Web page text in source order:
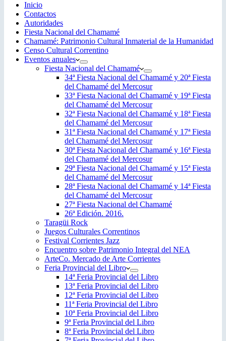
Inicio
Contactos
Autoridades
Fiesta Nacional del Chamamé
Chamamé: Patrimonio Cultural Inmaterial de la Humanidad
Censo Cultural Correntino
Eventos anuales
Fiesta Nacional del Chamamé
34ª Fiesta Nacional del Chamamé y 20ª Fiesta
del Chamamé del Mercosur
33ª Fiesta Nacional del Chamamé y 19ª Fiesta
del Chamamé del Mercosur
32ª Fiesta Nacional del Chamamé y 18ª Fiesta
del Chamamé del Mercosur
31ª Fiesta Nacional del Chamamé y 17ª Fiesta
del Chamamé del Mercosur
30ª Fiesta Nacional del Chamamé y 16ª Fiesta
del Chamamé del Mercosur
29ª Fiesta Nacional del Chamamé y 15ª Fiesta
del Chamamé del Mercosur
28ª Fiesta Nacional del Chamamé y 14ª Fiesta
del Chamamé del Mercosur
27ª Fiesta Nacional del Chamamé
26ª Edición. 2016.
Taragüi Rock
Juegos Culturales Correntinos
Festival Corrientes Jazz
Encuentro sobre Patrimonio Integral del NEA
ArteCo. Mercado de Arte Corrientes
Feria Provincial del Libro
14ª Feria Provincial del Libro
13ª Feria Provincial del Libro
12ª Feria Provincial del Libro
11ª Feria Provincial del Libro
10ª Feria Provincial del Libro
9ª Feria Provincial del Libro
8ª Feria Provincial del Libro